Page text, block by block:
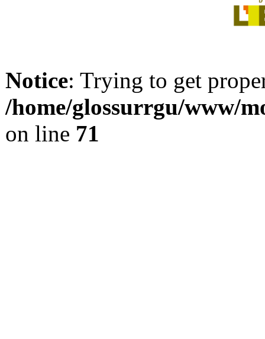
Notice: Trying to get
/home/glossurrgu/www/
on line 71